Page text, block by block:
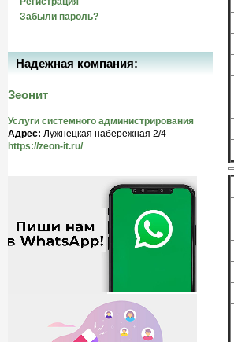
Забыли пароль?
Надежная компания:
Зеонит
Услуги системного администрирования
Адрес: Лужнецкая набережная 2/4
https://zeon-it.ru/